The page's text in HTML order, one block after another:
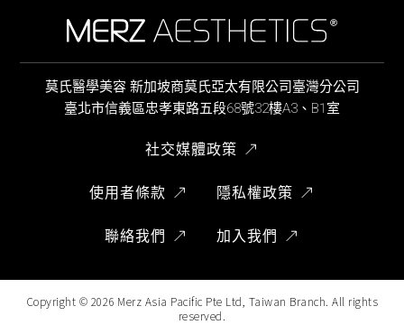
莫氏醫學美容 新加坡商莫氏亞太有限公司臺灣分公司
臺北市信義區忠孝東路五段68號32樓A3、B1室
社交媒體政策
使用者條款 隱私權政策
聯絡我們 加入我們
Copyright © 2026 Merz Asia Pacific Pte Ltd, Taiwan Branch. All rights
reserved.